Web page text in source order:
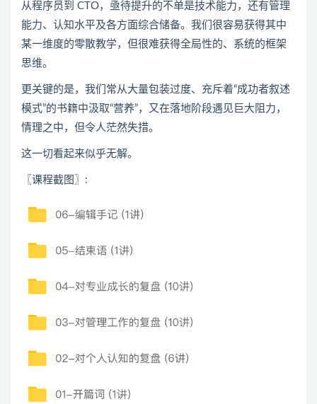
从程序员到 CTO，亟待提升的不单是技术能力，还有管理
能力、认知水平及各方面综合储备。我们很容易获得其中
某一维度的零散教学，但很难获得全局性的、系统的框架
思维。
更关键的是，我们常从大量包装过度、充斥着“成功者叙述
模式”的书籍中汲取“营养”，又在落地阶段遇见巨大阻力，
情理之中，但令人茫然失措。
这一切看起来似乎无解。
〖课程截图〗 :